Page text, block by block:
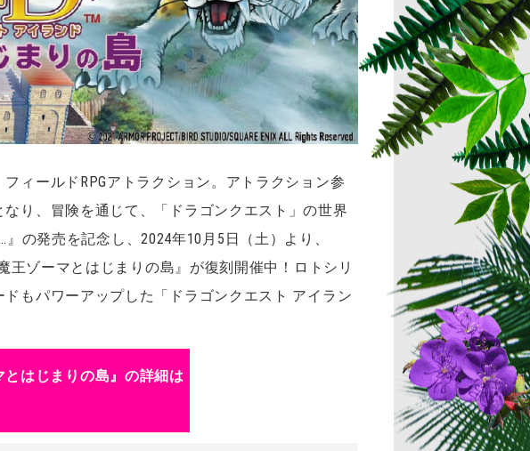
ィールドRPGアトラクション。アトラクション参
り、冒険を通じて、「ドラゴンクエスト」の世界
の発売を記念し、2024年10月5日（土）より、
ゾーマとはじまりの島』が復刻開催中！ロトシリ
もパワーアップした「ドラゴンクエスト アイラン
はじまりの島』の詳細は